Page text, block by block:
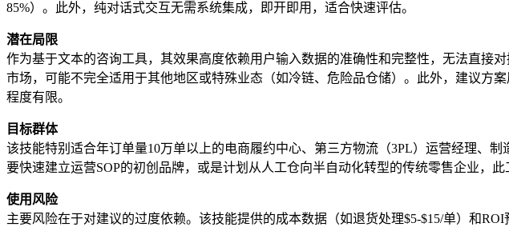
85%）。此外，纯对话式交互无需系统集成，即开即用，适合快速评估。
潜在局限
作为基于文本的咨询工具，其效果高度依赖用户输入数据的准确性和完整性，无法直接
市场，可能不完全适用于其他地区或特殊业态（如冷链、危险品仓储）。此外，建议方
程度有限。
目标群体
该技能特别适合年订单量10万单以上的电商履约中心、第三方物流（3PL）运营经理、
要快速建立运营SOP的初创品牌，或是计划从人工仓向半自动化转型的传统零售企业，此
使用风险
主要风险在于对建议的过度依赖。该技能提供的成本数据（如退货处理$5-$15/单）和